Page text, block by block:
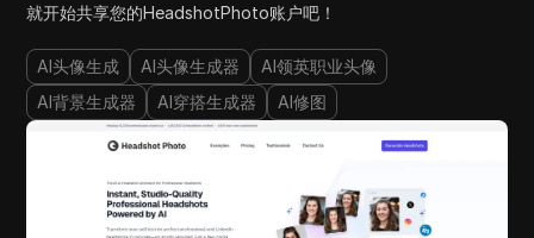
就开始共享您的HeadshotPhoto账户吧！
AI头像生成 AI头像生成器
AI领英职业头像
AI背景生成器
AI穿搭生成器 AI修图